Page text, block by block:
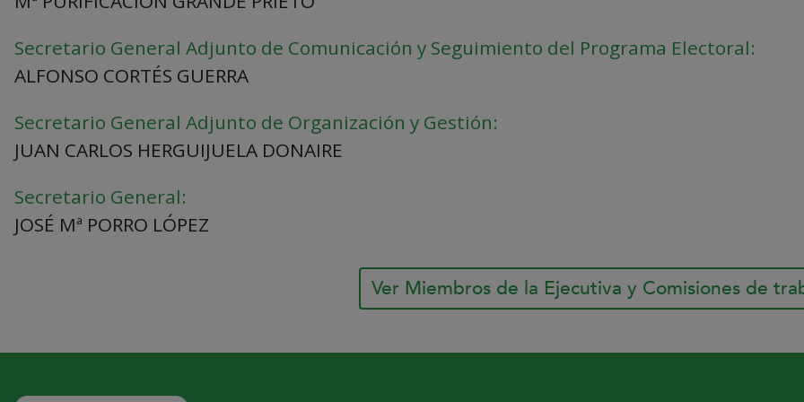
Secretario General Adjunto de Comunicación y Seguimiento del Programa Electoral:
ALFONSO CORTÉS GUERRA
Secretario General Adjunto de Organización y Gestión:
JUAN CARLOS HERGUIJUELA DONAIRE
Secretario General:
JOSÉ Mª PORRO LÓPEZ
Ver Miembros de la Ejecutiva y Comisiones de